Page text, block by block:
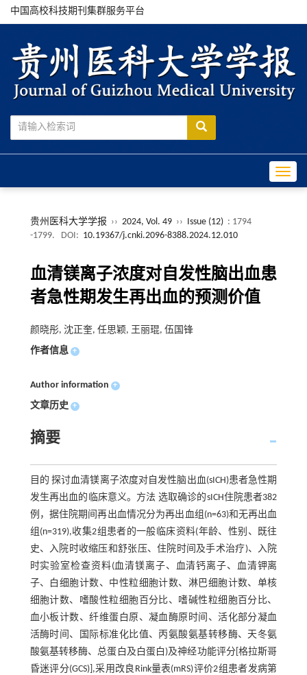
中国高校科技期刊集群服务平台
贵州医科大学学报 ›› 2024, Vol. 49 ›› Issue (12) : 1794
-1799.
DOI: 10.19367/j.cnki.2096-8388.2024.12.010
血清镁离子浓度对自发性脑出血患
者急性期发生再出血的预测价值
颜晓彤, 沈正奎, 任思颖, 王丽琨, 伍国锋
作者信息 +
Author information +
文章历史 +
摘要
目的 探讨血清镁离子浓度对自发性脑出血(sICH)患者急性期
发生再出血的临床意义。方法 选取确诊的sICH住院患者382
例，据住院期间再出血情况分为再出血组(n=63)和无再出血
组(n=319),收集2组患者的一般临床资料(年龄、性别、既往
史、入院时收缩压和舒张压、住院时间及手术治疗)、入院
时实验室检查资料(血清镁离子、血清钙离子、血清钾离
子、白细胞计数、中性粒细胞计数、淋巴细胞计数、单核
细胞计数、嗜酸性粒细胞百分比、嗜碱性粒细胞百分比、
血小板计数、纤维蛋白原、凝血酶原时间、活化部分凝血
活酶时间、国际标准化比值、丙氨酸氨基转移酶、天冬氨
酸氨基转移酶、总蛋白及白蛋白)及神经功能评分[格拉斯哥
昏迷评分(GCS)],采用改良Rink量表(mRS)评价2组患者发病第